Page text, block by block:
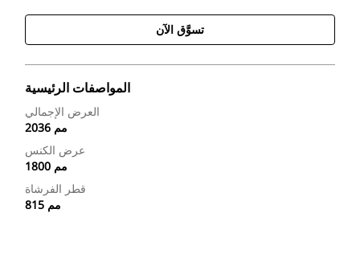
تسوَّق الآن
المواصفات الرئيسية
العرض الإجمالي
2036 مم
عرض الكنس
1800 مم
قطر الفرشاة
815 مم